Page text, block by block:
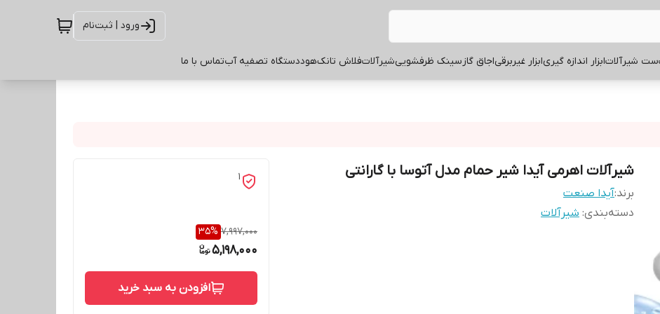
ورود | ثبت‌نام
ست شیرآلاتابزار اندازه گیریابزار غیربرقیاجاق گازسینک ظرفشوییشیرآلاتفلاش تانکهوددستگاه تصفیه آبتماس با ما
شیرآلات اهرمی آیدا شیر حمام مدل آتوسا با گارانتی
برند:آیدا صنعت
دسته‌بندی: شیرآلات
1
7,997,000
35%
5,198,000
افزودن به سبد خرید